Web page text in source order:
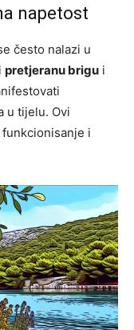
napetost
često nalazi u
pretjeranu brigu i
u tijelu. Ovi
i